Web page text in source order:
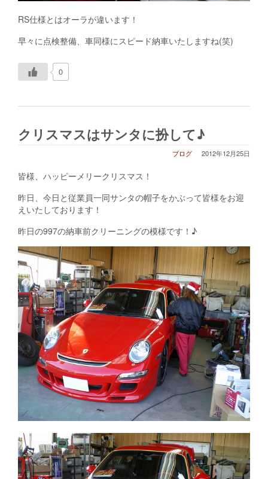
RS仕様とはオーラが違います！
早々に点検整備、車同様にスピード納車いたしますね(笑)
0
クリスマスはサンタに扮して♪
2012年12月25日
ブログ
皆様、ハッピーメリークリスマス！
昨日、今日と従業員一同サンタの帽子をかぶって皆様をお迎
えいたしております！
昨日の997の納車前クリーニングの模様です！♪